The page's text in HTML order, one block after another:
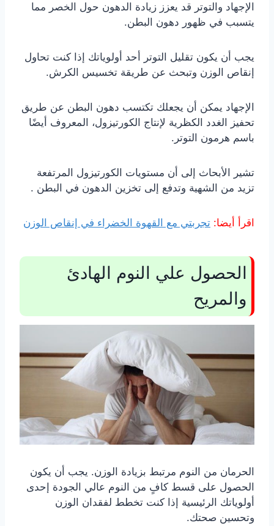
الإجهاد والتوتر قد يعزز زيادة الدهون حول الخصر مما
يتسبب في ظهور دهون البطن.
يجب أن يكون تقليل التوتر أحد أولوياتك إذا كنت تحاول
إنقاص الوزن وتبحث عن طريقة تخسيس الكرش.
الإجهاد يمكن أن يجعلك تكتسب دهون البطن عن طريق
تحفيز الغدد الكظرية لإنتاج الكورتيزول، المعروف أيضًا
باسم هرمون التوتر.
تشير الأبحاث إلى أن مستويات الكورتيزول المرتفعة
تزيد من الشهية وتدفع إلى تخزين الدهون في البطن .
اقرأ أيضا: تجربتي مع القهوة الخضراء في إنقاص الوزن
الحصول علي النوم الهادئ
والمريح
الحرمان من النوم مرتبط بزيادة الوزن. يجب أن يكون
الحصول على قسط كافٍ من النوم عالي الجودة إحدى
أولوياتك الرئيسية إذا كنت تخطط لفقدان الوزن
وتحسين صحتك.